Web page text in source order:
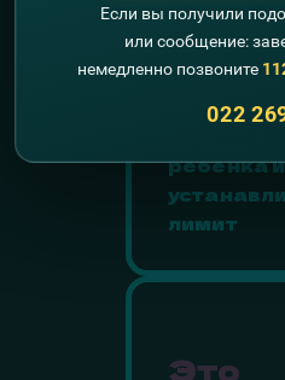
и
Вы
ребёнка и
лимит
Это
Если вы получили
или сообщение:
немедленно позвоните
022